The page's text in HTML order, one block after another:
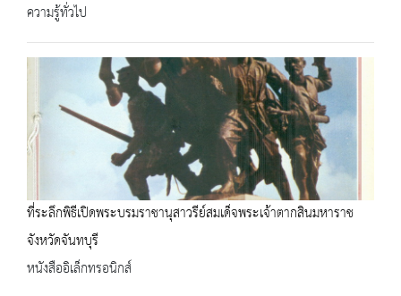
ความรู้ทั่วไป
ที่ระลึกพิธีเปิดพระบรมราชานุสาวรีย์สมเด็จพระเจ้าตากสินมหาราช
จังหวัดจันทบุรี
หนังสืออิเล็กทรอนิกส์